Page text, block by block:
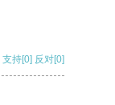
支持[0] 反对[0]